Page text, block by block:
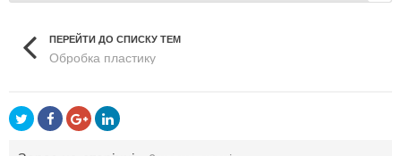
ПЕРЕЙТИ ДО СПИСКУ ТЕМ
Обробка пластику